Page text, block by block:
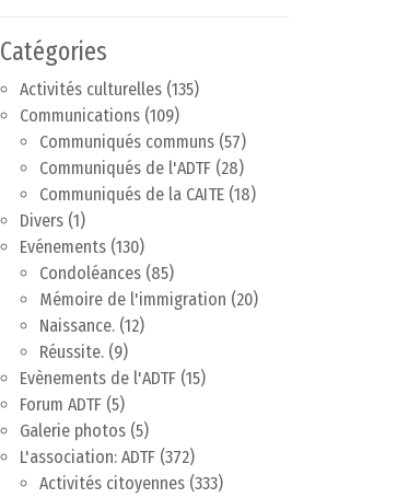
Catégories
Activités culturelles (135)
Communications (109)
Communiqués communs (57)
Communiqués de l'ADTF (28)
Communiqués de la CAITE (18)
Divers (1)
Evénements (130)
Condoléances (85)
Mémoire de l'immigration (20)
Naissance. (12)
Réussite. (9)
Evènements de l'ADTF (15)
Forum ADTF (5)
Galerie photos (5)
L'association: ADTF (372)
Activités citoyennes (333)